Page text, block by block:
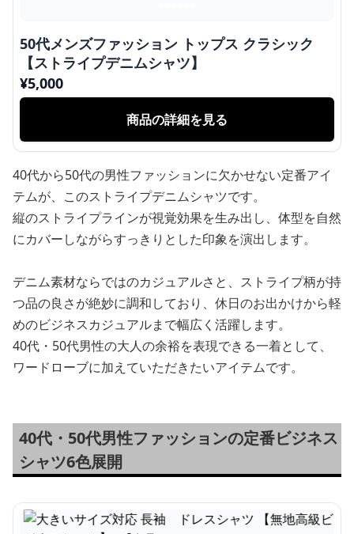
50代メンズファッション トップス クラシック
【ストライプデニムシャツ】
¥5,000
商品の詳細を見る
40代から50代の男性ファッションに欠かせない定番アイ
テムが、このストライプデニムシャツです。
縦のストライプラインが視覚効果を生み出し、体型を自然
にカバーしながらすっきりとした印象を演出します。
デニム素材ならではのカジュアルさと、ストライプ柄が持
つ品の良さが絶妙に調和しており、休日のお出かけから軽
めのビジネスカジュアルまで幅広く活躍します。
40代・50代男性の大人の余裕を表現できる一着として、
ワードローブに加えていただきたいアイテムです。
40代・50代男性ファッションの定番ビジネス
シャツ6色展開